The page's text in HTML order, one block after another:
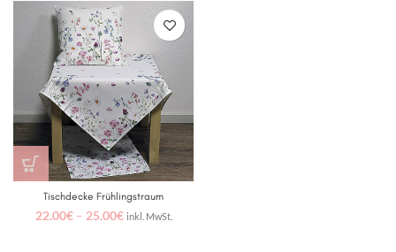
Tischdecke Frühlingstraum
22.00€– 25.00€ inkl. MwSt.